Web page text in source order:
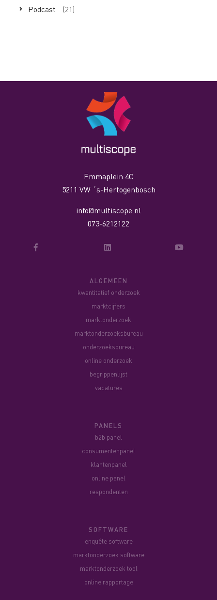
Podcast
(21)
Emmaplein 4C
5211 VW ´s-Hertogenbosch
info@multiscope.nl
073-6212122
ALGEMEEN
kwantitatief onderzoek
marktcijfers
marktonderzoek
marktonderzoeksbureau
onderzoeksbureau
online onderzoek
begrippenlijst
vacatures
PANELS
b2b panel
consumentenpanel
klantenpanel
online panel
respondenten
SOFTWARE
enquête software
marktonderzoek software
marktonderzoek tool
online rapportage